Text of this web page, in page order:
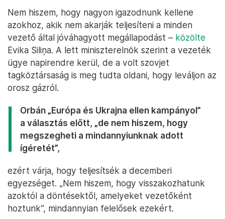
Nem hiszem, hogy nagyon igazodnunk kellene
azokhoz, akik nem akarják teljesíteni a minden
vezető által jóváhagyott megállapodást – közölte
Evika Siliņa. A lett miniszterelnök szerint a vezeték
ügye napirendre kerül, de a volt szovjet
tagköztársaság is meg tudta oldani, hogy leváljon az
orosz gázról.
Orbán „Európa és Ukrajna ellen kampányol”
a választás előtt, „de nem hiszem, hogy
megszegheti a mindannyiunknak adott
ígéretét”,
ezért várja, hogy teljesítsék a decemberi
egyezséget. „Nem hiszem, hogy visszakozhatunk
azoktól a döntésektől, amelyeket vezetőként
hoztunk”, mindannyian felelősek ezekért.